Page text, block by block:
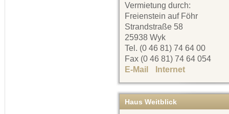
Vermietung durch:
Freienstein auf Föhr
Strandstraße 58
25938 Wyk
Tel. (0 46 81) 74 64 00
Fax (0 46 81) 74 64 054
E-Mail
Internet
Haus Weitblick